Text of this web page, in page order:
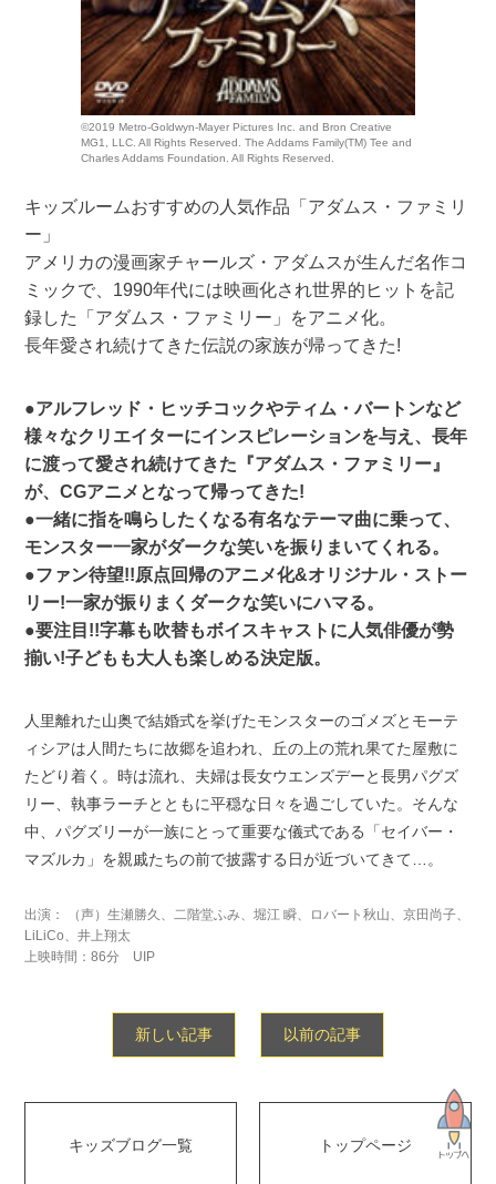
©2019 Metro-Goldwyn-Mayer Pictures Inc. and Bron Creative
MG1, LLC. All Rights Reserved. The Addams Family(TM) Tee and
Charles Addams Foundation. All Rights Reserved.
キッズルームおすすめの人気作品「アダムス・ファミリ
ー」
アメリカの漫画家チャールズ・アダムスが生んだ名作コ
ミックで、1990年代には映画化され世界的ヒットを記
録した「アダムス・ファミリー」をアニメ化。
長年愛され続けてきた伝説の家族が帰ってきた!
●アルフレッド・ヒッチコックやティム・バートンなど
様々なクリエイターにインスピレーションを与え、長年
に渡って愛され続けてきた『アダムス・ファミリー』
が、CGアニメとなって帰ってきた!
●一緒に指を鳴らしたくなる有名なテーマ曲に乗って、
モンスター一家がダークな笑いを振りまいてくれる。
●ファン待望!!原点回帰のアニメ化&オリジナル・ストー
リー!一家が振りまくダークな笑いにハマる。
●要注目!!字幕も吹替もボイスキャストに人気俳優が勢
揃い!子どもも大人も楽しめる決定版。
人里離れた山奥で結婚式を挙げたモンスターのゴメズとモーテ
ィシアは人間たちに故郷を追われ、丘の上の荒れ果てた屋敷に
たどり着く。時は流れ、夫婦は長女ウエンズデーと長男パグズ
リー、執事ラーチとともに平穏な日々を過ごしていた。そんな
中、パグズリーが一族にとって重要な儀式である「セイバー・
マズルカ」を親戚たちの前で披露する日が近づいてきて…。
出演： （声）生瀬勝久、二階堂ふみ、堀江 瞬、ロバート秋山、京田尚子、
LiLiCo、井上翔太
上映時間：86分 UIP
新しい記事 以前の記事
キッズブログ一覧 トップページ